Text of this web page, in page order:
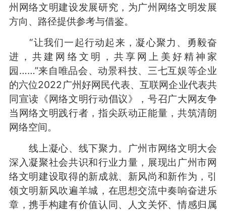
州网络文明建设发展研究，为广州网络文明发展
方向、路径提供参考与借鉴。
“让我们一起行动起来，凝心聚力、勇毅奋
进，共建网络文明，共享网上美好精神家
园……”来自唯品会、动景科技、三七互娱等企业
的六位2022广州好网民代表、互联网企业代表共
同宣读《网络文明行动倡议》，号召广大网友争
当网络文明践行者，指尖跃动正能量，共筑清朗
网络空间。
线上凝心、线下聚力。广州市网络文明大会
深入凝聚社会共识和行业力量，展现出广州市网
络文明建设取得的新成就、新风尚和新作为，引
领文明新风吹遍羊城，在思想交流中奏响奋进乐
章，携手构建有价值认同、人文关怀、情感归属